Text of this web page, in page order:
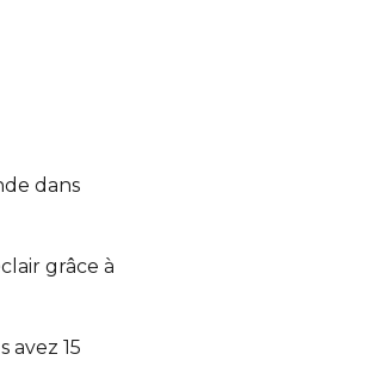
dans
grâce à
avez 15